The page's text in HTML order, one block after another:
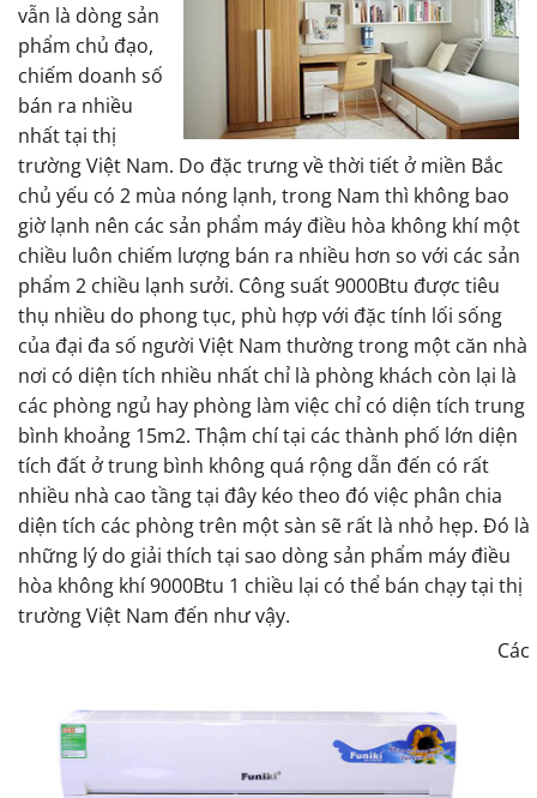
vẫn là dòng sản
phẩm chủ đạo,
chiếm doanh số
bán ra nhiều
nhất tại thị
trường Việt Nam. Do đặc trưng về thời tiết ở miền Bắc
chủ yếu có 2 mùa nóng lạnh, trong Nam thì không bao
giờ lạnh nên các sản phẩm máy điều hòa không khí một
chiều luôn chiếm lượng bán ra nhiều hơn so với các sản
phẩm 2 chiều lạnh sưởi. Công suất 9000Btu được tiêu
thụ nhiều do phong tục, phù hợp với đặc tính lối sống
của đại đa số người Việt Nam thường trong một căn nhà
nơi có diện tích nhiều nhất chỉ là phòng khách còn lại là
các phòng ngủ hay phòng làm việc chỉ có diện tích trung
bình khoảng 15m2. Thậm chí tại các thành phố lớn diện
tích đất ở trung bình không quá rộng dẫn đến có rất
nhiều nhà cao tầng tại đây kéo theo đó việc phân chia
diện tích các phòng trên một sàn sẽ rất là nhỏ hẹp. Đó là
những lý do giải thích tại sao dòng sản phẩm máy điều
hòa không khí 9000Btu 1 chiều lại có thể bán chạy tại thị
trường Việt Nam đến như vậy.
Các